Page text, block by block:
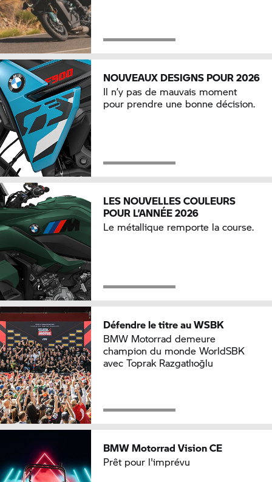
NOUVEAUX DESIGNS POUR 2026
Il n’y pas de mauvais moment
pour prendre une bonne décision.
LES NOUVELLES COULEURS
POUR L’ANNÉE 2026
Le métallique remporte la course.
Défendre le titre au WSBK
BMW Motorrad demeure
champion du monde WorldSBK
avec Toprak Razgatlıoğlu
BMW Motorrad Vision CE
Prêt pour l'imprévu